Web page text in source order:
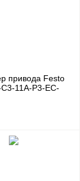
привода Festo
11A-P3-EC-